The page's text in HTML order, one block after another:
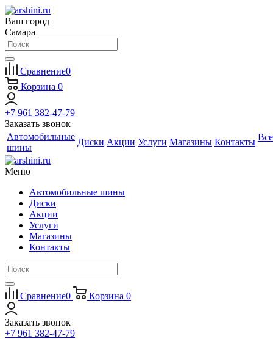
Ваш город
Самара
Сравнение0
Корзина 0
+7 961 382-47-79
Заказать звонок
Автомобильные
шины
Диски Акции Услуги Магазины Контакты Все
Меню
Автомобильные шины
Диски
Акции
Услуги
Магазины
Контакты
Сравнение0 Корзина 0
Заказать звонок
+7 961 382-47-79